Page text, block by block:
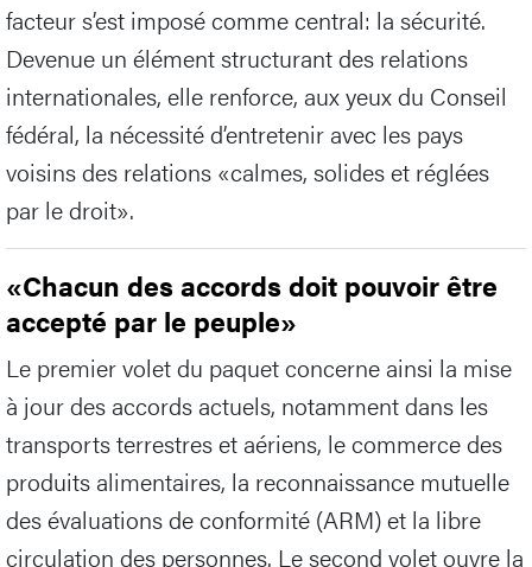
facteur s’est imposé comme central: la sécurité.
Devenue un élément structurant des relations
internationales, elle renforce, aux yeux du Conseil
fédéral, la nécessité d’entretenir avec les pays
voisins des relations «calmes, solides et réglées
par le droit».
«Chacun des accords doit pouvoir être
accepté par le peuple»
Le premier volet du paquet concerne ainsi la mise
à jour des accords actuels, notamment dans les
transports terrestres et aériens, le commerce des
produits alimentaires, la reconnaissance mutuelle
des évaluations de conformité (ARM) et la libre
circulation des personnes. Le second volet ouvre la